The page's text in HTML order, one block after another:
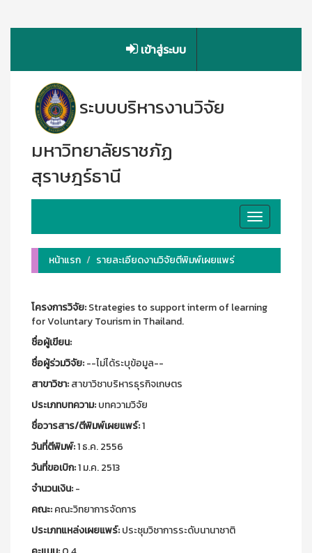
เข้าสู่ระบบ
ระบบบริหารงานวิจัย
มหาวิทยาลัยราชภัฏ
สุราษฎร์ธานี
Toggle
navigation
หน้าแรก
รายละเอียดงานวิจัยตีพิมพ์เผยแพร่
โครงการวิจัย:Strategies to support interm of learning
for Voluntary Tourism in Thailand.
ชื่อผู้เขียน:
ชื่อผู้ร่วมวิจัย:--ไม่ได้ระบุข้อมูล--
สาขาวิชา:สาขาวิชาบริหารธุรกิจเกษตร
ประเภทบทความ:บทความวิจัย
ชื่อวารสาร/ตีพิมพ์เผยแพร์:1
วันที่ตีพิมพ์:1 ธ.ค. 2556
วันที่ขอเบิก:1 ม.ค. 2513
จำนวนเงิน:-
คณะ:คณะวิทยาการจัดการ
ประเภทแหล่งเผยแพร์:ประชุมวิชาการระดับนานาชาติ